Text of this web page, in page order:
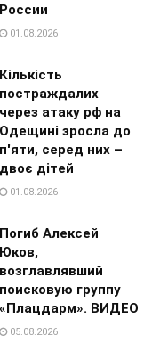
России
01.08.2026
Кількість
постраждалих
через атаку рф на
Одещині зросла до
п'яти, серед них –
двоє дітей
01.08.2026
Погиб Алексей
Юков,
возглавлявший
поисковую группу
«Плацдарм». ВИДЕО
05.08.2026